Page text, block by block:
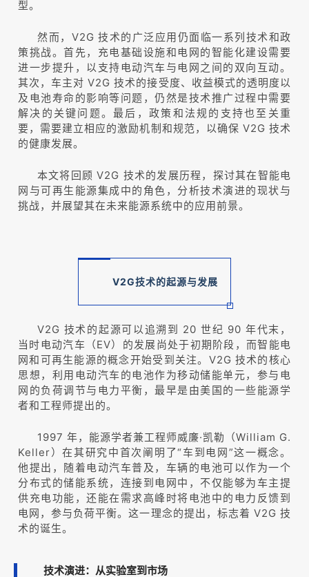
型。
然而，V2G 技术的广泛应用仍面临一系列技术和政
策挑战。首先，充电基础设施和电网的智能化建设需要
进一步提升，以支持电动汽车与电网之间的双向互动。
其次，车主对 V2G 技术的接受度、收益模式的透明度以
及电池寿命的影响等问题，仍然是技术推广过程中需要
解决的关键问题。最后，政策和法规的支持也至关重
要，需要建立相应的激励机制和规范，以确保 V2G 技术
的健康发展。
本文将回顾 V2G 技术的发展历程，探讨其在智能电
网与可再生能源集成中的角色，分析技术演进的现状与
挑战，并展望其在未来能源系统中的应用前景。
V2G技术的起源与发展
V2G 技术的起源可以追溯到 20 世纪 90 年代末，
当时电动汽车（EV）的发展尚处于初期阶段，而智能电
网和可再生能源的概念开始受到关注。V2G 技术的核心
思想，利用电动汽车的电池作为移动储能单元，参与电
网的负荷调节与电力平衡，最早是由美国的一些能源学
者和工程师提出的。
1997 年，能源学者兼工程师威廉·凯勒（William G.
Keller）在其研究中首次阐明了“车到电网”这一概念。
他提出，随着电动汽车普及，车辆的电池可以作为一个
分布式的储能系统，连接到电网中，不仅能够为车主提
供充电功能，还能在需求高峰时将电池中的电力反馈到
电网，参与负荷平衡。这一理念的提出，标志着 V2G 技
术的诞生。
技术演进：从实验室到市场